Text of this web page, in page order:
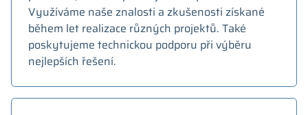
Využíváme naše znalosti a zkušenosti získané
během let realizace různých projektů. Také
poskytujeme technickou podporu při výběru
nejlepších řešení.